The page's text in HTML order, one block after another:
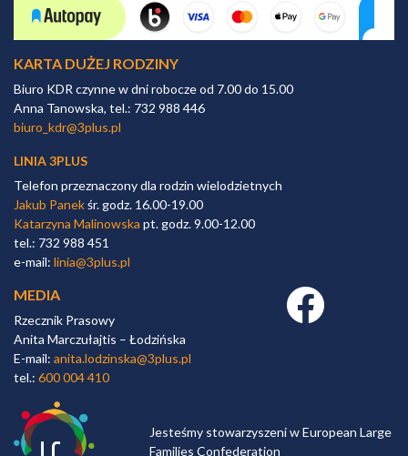
KARTA DUŻEJ RODZINY
Biuro KDR czynne w dni robocze od 7.00 do 15.00
Anna Tanowska, tel.: 732 988 446
biuro_kdr@3plus.pl
LINIA 3PLUS
Telefon przeznaczony dla rodzin wielodzietnych
Jakub Panekśr. godz. 16.00-19.00
Katarzyna Malinowska pt. godz. 9.00-12.00
tel.: 732 988 451
e-mail: linia@3plus.pl
MEDIA
Rzecznik Prasowy
Anita Marczułajtis – Łodzińska
E-mail: anita.lodzinska@3plus.pl
tel.: 600 004 410
Facebook link
Jesteśmy stowarzyszeni w European Large
Families Confederation